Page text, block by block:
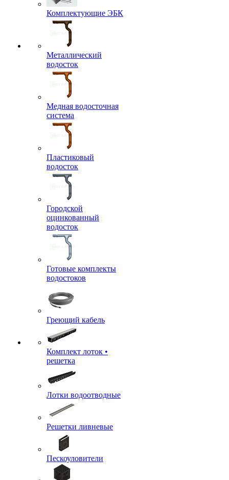
Комплектующие ЭБК
Металлический
водосток
Медная водосточная
система
Пластиковый
водосток
Городской
оцинкованный
водосток
Готовые комплекты
водостоков
Греющий кабель
Комплект лоток •
решетка
Лотки водоотводные
Решетки ливневые
Пескоуловители